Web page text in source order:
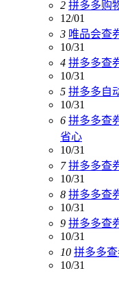
2 拼多多购
12/01
3 唯品会查
10/31
4 拼多多查
10/31
5 拼多多自
10/31
6 拼多多查
省心
10/31
7 拼多多查
10/31
8 拼多多查
10/31
9 拼多多查
10/31
10 拼多多
10/31